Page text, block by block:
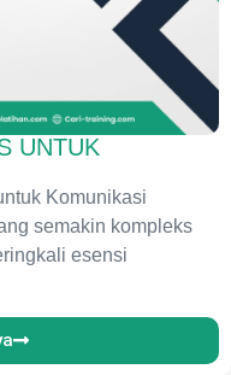
UNTUK
Komunikasi
semakin kompleks
esensi